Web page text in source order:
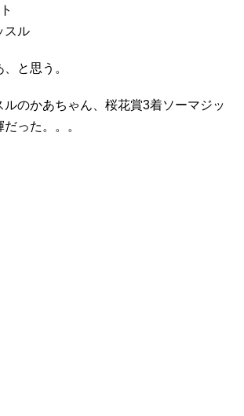
スル
と思う。
ルのかあちゃん、桜花賞3着ソーマジッ
った。。。